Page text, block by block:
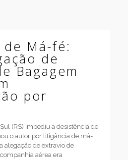
Má-fé:
de
Bagagem
por
(RS) impediu a desistência de
o autor por litigância de má-
alegação de extravio de
aérea era